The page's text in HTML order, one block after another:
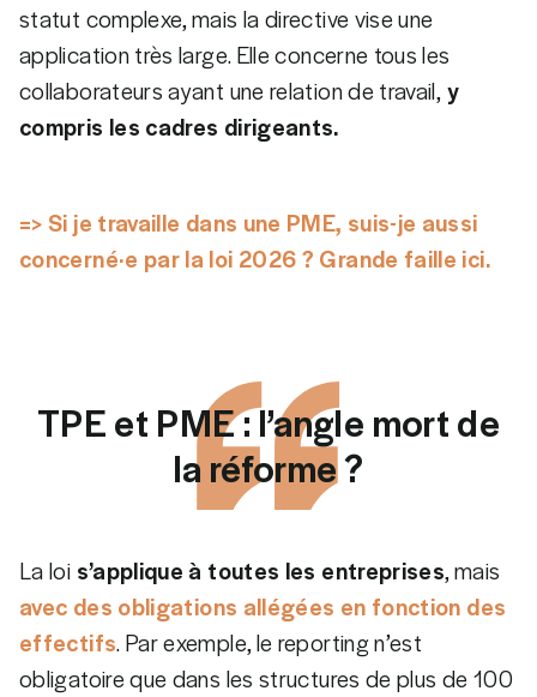
statut complexe, mais la directive vise une
application très large. Elle concerne tous les
collaborateurs ayant une relation de travail,y
compris les cadres dirigeants.
=> Si je travaille dans une PME, suis-je aussi
concerné·e par la loi 2026 ? Grande faille ici.
TPE et PME : l’angle mort de
la réforme ?
La loi s’applique à toutes les entreprises, mais
avec des obligations allégées en fonction des
effectifs. Par exemple, le reporting n’est
obligatoire que dans les structures de plus de 100